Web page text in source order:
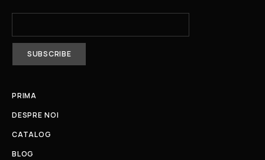
PRIMA
DESPRE NOI
CATALOG
BLOG